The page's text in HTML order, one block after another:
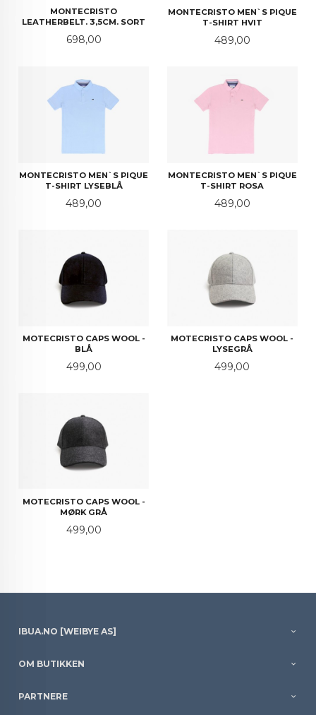
MONTECRISTO
LEATHERBELT. 3,5CM. SORT
Pris
698,00
MONTECRISTO MEN`S PIQUE
T-SHIRT HVIT
Pris
489,00
MONTECRISTO MEN`S PIQUE
T-SHIRT LYSEBLÅ
Pris
489,00
MONTECRISTO MEN`S PIQUE
T-SHIRT ROSA
Pris
489,00
MOTECRISTO CAPS WOOL -
BLÅ
Pris
499,00
MOTECRISTO CAPS WOOL -
LYSEGRÅ
Pris
499,00
MOTECRISTO CAPS WOOL -
MØRK GRÅ
Pris
499,00
IBUA.NO [WEIBYE AS]
OM BUTIKKEN
PARTNERE